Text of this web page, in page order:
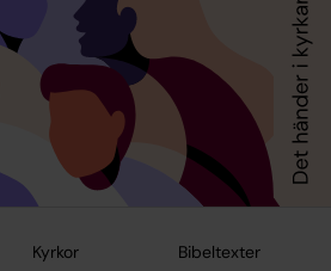
Kyrkor Bibeltexter